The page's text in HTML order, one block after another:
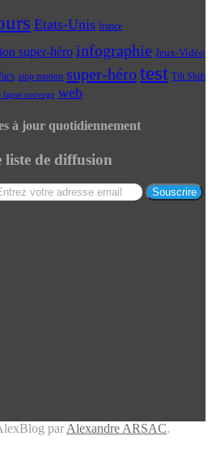
Etats-Unis france
super-héro infographie Jeux-Vidéo
stop motion super-hérotest Tilt Shift
lapse norvege web
à jour quotidiennement
liste de diffusion
par Alexandre ARSAC.